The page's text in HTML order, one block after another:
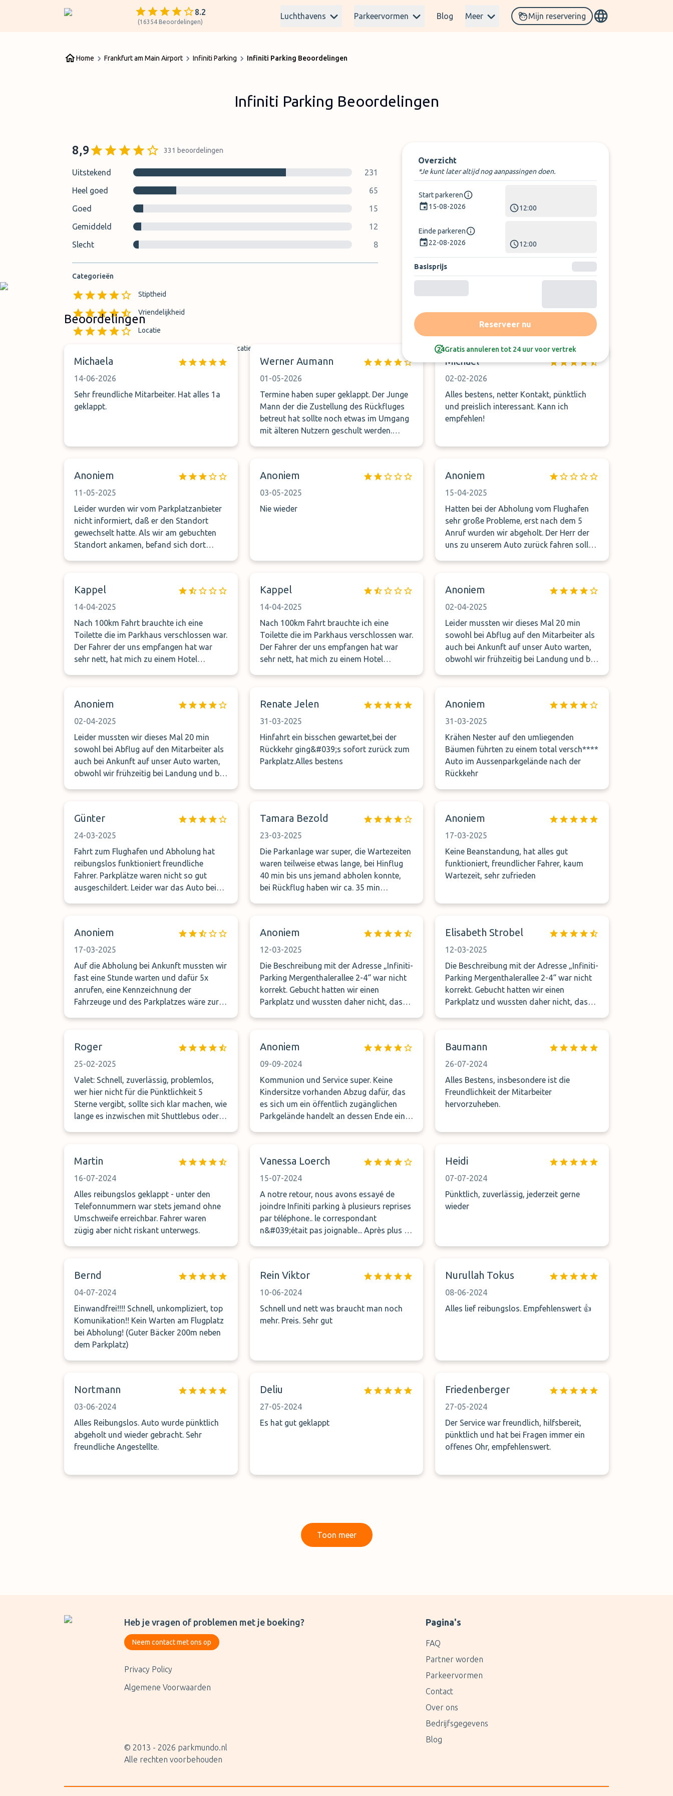
8.2
(16354 Beoordelingen)
Luchthavens Parkeervormen Blog Meer Mijn reservering
Home Frankfurt am Main Airport Infiniti Parking Infiniti Parking Beoordelingen
Infiniti Parking Beoordelingen
8,9 331 beoordelingen
Uitstekend
231
Heel goed
65
Goed
15
Gemiddeld
12
Slecht
8
Categorieën
Stiptheid
Vriendelijkheid
Locatie
Vindbaarheid van overdrachtslocatie
Overzicht
*Je kunt later altijd nog aanpassingen doen.
Start parkeren
15-08-2026
12:00
Einde parkeren
22-08-2026
12:00
Basisprijs
Reserveer nu
Gratis annuleren tot 24 uur voor vertrek
Beoordelingen Laatste beoordeling
Michaela
14-06-2026
Sehr freundliche Mitarbeiter. Hat alles 1a
geklappt.
Werner Aumann
01-05-2026
Termine haben super geklappt. Der Junge
Mann der die Zustellung des Rückfluges
betreut hat sollte noch etwas im Umgang
mit älteren Nutzern geschult werden.
nur beleidigend sein.
Michael
02-02-2026
Alles bestens, netter Kontakt, pünktlich
und preislich interessant. Kann ich
empfehlen!
Anoniem
11-05-2025
Leider wurden wir vom Parkplatzanbieter
nicht informiert, daß er den Standort
gewechselt hatte. Als wir am gebuchten
Standort ankamen, befand sich dort
angegebenen Shuttle-Handynummer
erfuhr ich dann, daß sich ein paar
Straßenzüge weiter der aktuelle Parkplatz
befand. Danach lief alles problemlos und
zügig inkl. Rückholung. Allerdings war
nicht zu erkennen, daß der Parkplatz in
irgendeiner Form bewacht wurde.
Anoniem
03-05-2025
Nie wieder
Anoniem
15-04-2025
Hatten bei der Abholung vom Flughafen
sehr große Probleme, erst nach dem 5
Anruf wurden wir abgeholt. Der Herr der
uns zu unserem Auto zurück fahren sollte
jetzt keine Zeit mehr. Enttäuschender
Service!!!
Kappel
14-04-2025
Nach 100km Fahrt brauchte ich eine
Toilette die im Parkhaus verschlossen war.
Der Fahrer der uns empfangen hat war
sehr nett, hat mich zu einem Hotel
Eine Stunde gewartet bis wir abgeholt
wurden .Dieser Fahrer der uns abgeholt
hat erzählte uns ,das er garnicht für uns
zuständige ist. Ich würde dieses Parkhaus
nicht mehr buchen
Kappel
14-04-2025
Nach 100km Fahrt brauchte ich eine
Toilette die im Parkhaus verschlossen war.
Der Fahrer der uns empfangen hat war
sehr nett, hat mich zu einem Hotel
Eine Stunde gewartet bis wir abgeholt
wurden .Dieser Fahrer der uns abgeholt
zuständige ist. Ich würde dieses Parkhaus
nicht mehr buchen
Anoniem
02-04-2025
Leider mussten wir dieses Mal 20 min
sowohl bei Abflug auf den Mitarbeiter als
auch bei Ankunft auf unser Auto warten,
obwohl wir frühzeitig bei Landung und bei
Anoniem
02-04-2025
Leider mussten wir dieses Mal 20 min
sowohl bei Abflug auf den Mitarbeiter als
auch bei Ankunft auf unser Auto warten,
obwohl wir frühzeitig bei Landung und bei
Renate Jelen
31-03-2025
Hinfahrt ein bisschen gewartet,bei der
Rückkehr ging&#039;s sofort zurück zum
Parkplatz.Alles bestens
Anoniem
31-03-2025
Krähen Nester auf den umliegenden
Bäumen führten zu einem total versch****
Auto im Aussenparkgelände nach der
Rückkehr
Günter
24-03-2025
Fahrt zum Flughafen und Abholung hat
reibungslos funktioniert freundliche
Fahrer. Parkplätze waren nicht so gut
ausgeschildert. Leider war das Auto bei
Tamara Bezold
23-03-2025
Die Parkanlage war super, die Wartezeiten
waren teilweise etwas lange, bei Hinflug
40 min bis uns jemand abholen konnte,
bei Rückflug haben wir ca. 35 min
nochmal 😊
Anoniem
17-03-2025
Keine Beanstandung, hat alles gut
funktioniert, freundlicher Fahrer, kaum
Wartezeit, sehr zufrieden
Anoniem
17-03-2025
Auf die Abholung bei Ankunft mussten wir
fast eine Stunde warten und dafür 5x
anrufen, eine Kennzeichnung der
Fahrzeuge und des Parkplatzes wäre zur
Anoniem
12-03-2025
Die Beschreibung mit der Adresse „Infiniti-
Parking Mergenthalerallee 2-4“ war nicht
korrekt. Gebucht hatten wir einen
Parkplatz und wussten daher nicht, dass
Elisabeth Strobel
12-03-2025
Die Beschreibung mit der Adresse „Infiniti-
Parking Mergenthalerallee 2-4“ war nicht
korrekt. Gebucht hatten wir einen
Parkplatz und wussten daher nicht, dass
erleichtert hat. Der Shuttleservice war
zuverlässig und prompt.
Roger
25-02-2025
Valet: Schnell, zuverlässig, problemlos,
wer hier nicht für die Pünktlichkeit 5
Sterne vergibt, sollte sich klar machen, wie
lange es inzwischen mit Shuttlebus oder
Anoniem
09-09-2024
Kommunion und Service super. Keine
Kindersitze vorhanden Abzug dafür, das
es sich um ein öffentlich zugänglichen
Parkgelände handelt an dessen Ende ein
durchgehende „Bewachung „
Baumann
26-07-2024
Alles Bestens, insbesondere ist die
Freundlichkeit der Mitarbeiter
hervorzuheben.
Martin
16-07-2024
Alles reibungslos geklappt - unter den
Telefonnummern war stets jemand ohne
Umschweife erreichbar. Fahrer waren
zügig aber nicht riskant unterwegs.
Vanessa Loerch
15-07-2024
A notre retour, nous avons essayé de
joindre Infiniti parking à plusieurs reprises
par téléphone.. le correspondant
n&#039;était pas joignable... Après plus de
nous avons arrêtée afin qu&#039;elle
nous transporte jusqu&#039;au parking.
Après échange avec le conducteur, il
s&#039;est avéré que le numéro de
téléphone sur la confirmation de
Heidi
07-07-2024
Pünktlich, zuverlässig, jederzeit gerne
wieder
Bernd
04-07-2024
Einwandfrei!!!! Schnell, unkompliziert, top
Komunikation!! Kein Warten am Flugplatz
bei Abholung! (Guter Bäcker 200m neben
dem Parkplatz)
Rein Viktor
10-06-2024
Schnell und nett was braucht man noch
mehr. Preis. Sehr gut
Nurullah Tokus
08-06-2024
Alles lief reibungslos. Empfehlenswert 👍
Nortmann
03-06-2024
Alles Reibungslos. Auto wurde pünktlich
abgeholt und wieder gebracht. Sehr
freundliche Angestellte.
Deliu
27-05-2024
Es hat gut geklappt
Friedenberger
27-05-2024
Der Service war freundlich, hilfsbereit,
pünktlich und hat bei Fragen immer ein
offenes Ohr, empfehlenswert.
Toon meer
Heb je vragen of problemen met je boeking?
Neem contact met ons op
Privacy Policy
Algemene Voorwaarden
© 2013 - 2026 parkmundo.nl
Alle rechten voorbehouden
Pagina's
FAQ
Partner worden
Parkeervormen
Contact
Over ons
Bedrijfsgegevens
Blog